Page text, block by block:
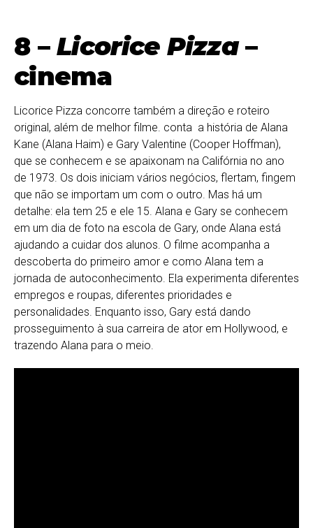
8 –Licorice Pizza–
cinema
Licorice Pizza concorre também a direção e roteiro
original, além de melhor filme. conta a história de Alana
Kane (Alana Haim) e Gary Valentine (Cooper Hoffman),
que se conhecem e se apaixonam na Califórnia no ano
de 1973. Os dois iniciam vários negócios, flertam, fingem
que não se importam um com o outro. Mas há um
detalhe: ela tem 25 e ele 15. Alana e Gary se conhecem
em um dia de foto na escola de Gary, onde Alana está
ajudando a cuidar dos alunos. O filme acompanha a
descoberta do primeiro amor e como Alana tem a
jornada de autoconhecimento. Ela experimenta diferentes
empregos e roupas, diferentes prioridades e
personalidades. Enquanto isso, Gary está dando
prosseguimento à sua carreira de ator em Hollywood, e
trazendo Alana para o meio.